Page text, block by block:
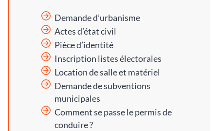
Demande d’urbanisme
Actes d’état civil
Pièce d’identité
Inscription listes électorales
Location de salle et matériel
Demande de subventions
municipales
Comment se passe le permis de
conduire ?